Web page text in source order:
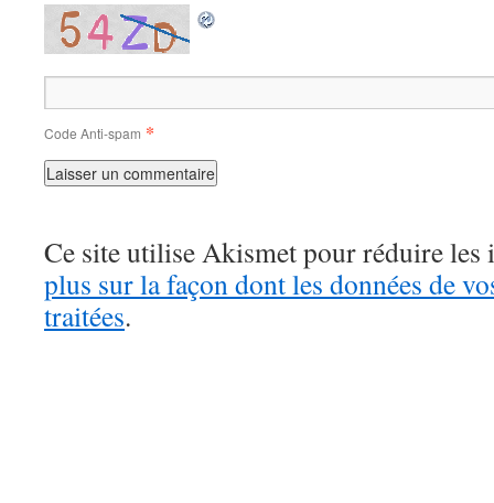
Code Anti-spam *
Ce site utilise Akismet pour réduire les
plus sur la façon dont les données de
traitées.